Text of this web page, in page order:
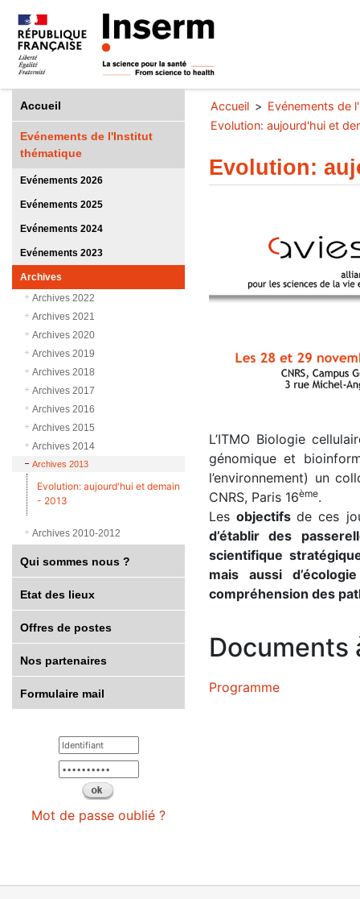
Accueil
Evénements de l'Institut
thématique
Evénements 2026
Evénements 2025
Evénements 2024
Evénements 2023
Archives
Archives 2022
Archives 2021
Archives 2020
Archives 2019
Archives 2018
Archives 2017
Archives 2016
Archives 2015
Archives 2014
Archives 2013
Evolution: aujourd'hui et demain
- 2013
Archives 2010-2012
Qui sommes nous ?
Etat des lieux
Offres de postes
Nos partenaires
Formulaire mail
Mot de passe oublié ?
Accueil
Evénements de
Evolution: aujourd'hui et
Evolution:
L’ITMO Biologie
génomique et
l’environnement) un
CNRS, Paris 16ème.
Lesobjectifsde ces
d’établir des
scientifique
mais aussi
compréhension des
Documents
Programme